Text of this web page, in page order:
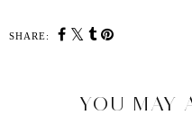
SHARE:
YOU MAY